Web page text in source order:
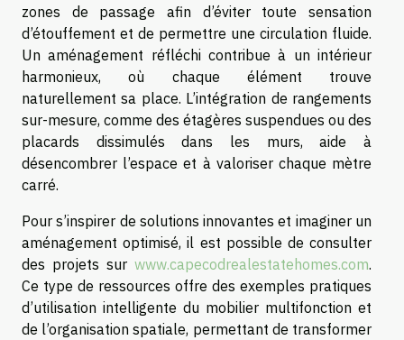
zones de passage afin d’éviter toute sensation
d’étouffement et de permettre une circulation fluide.
Un aménagement réfléchi contribue à un intérieur
harmonieux, où chaque élément trouve
naturellement sa place. L’intégration de rangements
sur-mesure, comme des étagères suspendues ou des
placards dissimulés dans les murs, aide à
désencombrer l’espace et à valoriser chaque mètre
carré.
Pour s’inspirer de solutions innovantes et imaginer un
aménagement optimisé, il est possible de consulter
des projets sur www.capecodrealestatehomes.com.
Ce type de ressources offre des exemples pratiques
d’utilisation intelligente du mobilier multifonction et
de l’organisation spatiale, permettant de transformer